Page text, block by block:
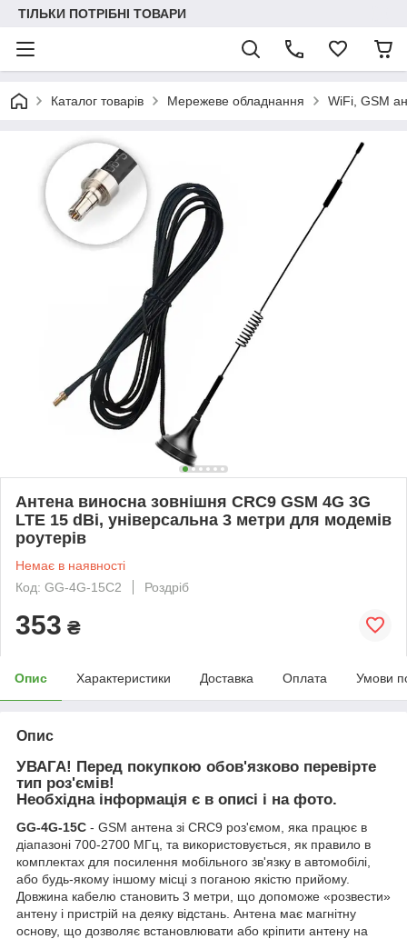
ТІЛЬКИ ПОТРІБНІ ТОВАРИ
Каталог товарів Мережеве обладнання WiFi, GSM
Антена виносна зовнішня CRC9 GSM 4G 3G
LTE 15 dBi, універсальна 3 метри для модемів
роутерів
Немає в наявності
Код: GG-4G-15C2
Роздріб
353 ₴
Опис Характеристики Доставка Оплата Умови
Опис
УВАГА! Перед покупкою обов'язково перевірте
тип роз'ємів!
Необхідна інформація є в описі і на фото.
GG-4G-15C - GSM антена зі CRC9 роз'ємом, яка працює в
діапазоні 700-2700 МГц, та використовується, як правило в
комплектах для посилення мобільного зв'язку в автомобілі,
або будь-якому іншому місці з поганою якістю прийому.
Довжина кабелю становить 3 метри, що допоможе «розвести»
антену і пристрій на деяку відстань. Антена має магнітну
основу, що дозволяє встановлювати або кріпити антену на